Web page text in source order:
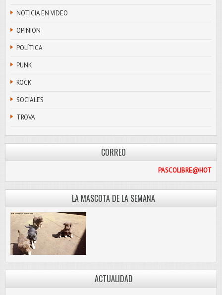
NOTICIA EN VIDEO
OPINIÓN
POLÍTICA
PUNK
ROCK
SOCIALES
TROVA
CORREO
LA MASCOTA DE LA SEMANA
ACTUALIDAD